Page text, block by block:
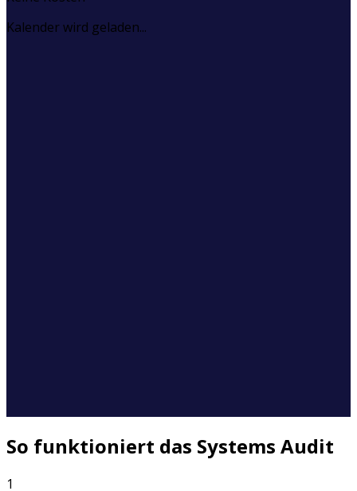
Kalender wird geladen...
So funktioniert das Systems Audit
1